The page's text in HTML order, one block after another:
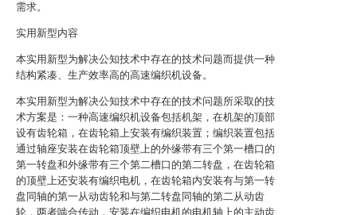
需求。
实用新型内容
本实用新型为解决公知技术中存在的技术问题而提供一种
结构紧凑、生产效率高的高速编织机设备。
本实用新型为解决公知技术中存在的技术问题所采取的技
术方案是：一种高速编织机设备包括机架，在机架的顶部
设有齿轮箱，在齿轮箱上安装有编织装置；编织装置包括
通过轴座安装在齿轮箱顶壁上的外缘带有三个第一槽口的
第一转盘和外缘带有三个第二槽口的第二转盘，在齿轮箱
的顶壁上还安装有编织电机，在齿轮箱内安装有与第一转
盘同轴的第一从动齿轮和与第二转盘同轴的第二从动齿
轮，两者啮合传动，安装在编织电机的电机轴上的主动齿